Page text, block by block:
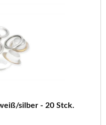
silber - 20 Stck.